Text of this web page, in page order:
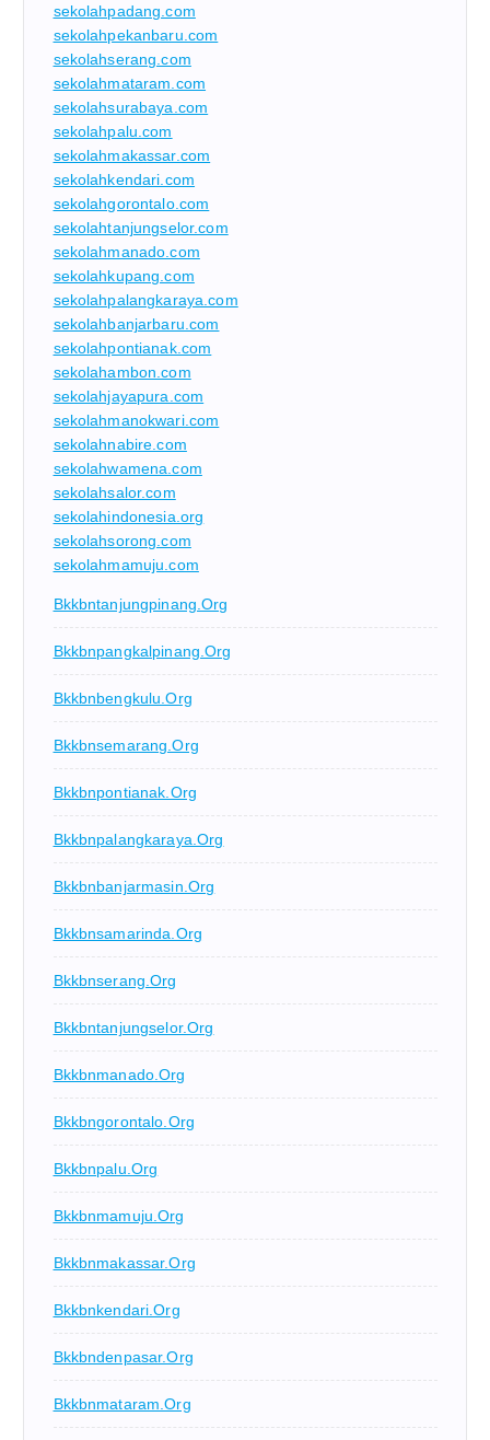
sekolahpadang.com
sekolahpekanbaru.com
sekolahserang.com
sekolahmataram.com
sekolahsurabaya.com
sekolahpalu.com
sekolahmakassar.com
sekolahkendari.com
sekolahgorontalo.com
sekolahtanjungselor.com
sekolahmanado.com
sekolahkupang.com
sekolahpalangkaraya.com
sekolahbanjarbaru.com
sekolahpontianak.com
sekolahambon.com
sekolahjayapura.com
sekolahmanokwari.com
sekolahnabire.com
sekolahwamena.com
sekolahsalor.com
sekolahindonesia.org
sekolahsorong.com
sekolahmamuju.com
Bkkbntanjungpinang.org
Bkkbnpangkalpinang.org
Bkkbnbengkulu.org
Bkkbnsemarang.org
Bkkbnpontianak.org
Bkkbnpalangkaraya.org
Bkkbnbanjarmasin.org
Bkkbnsamarinda.org
Bkkbnserang.org
Bkkbntanjungselor.org
Bkkbnmanado.org
Bkkbngorontalo.org
Bkkbnpalu.org
Bkkbnmamuju.org
Bkkbnmakassar.org
Bkkbnkendari.org
Bkkbndenpasar.org
Bkkbnmataram.org